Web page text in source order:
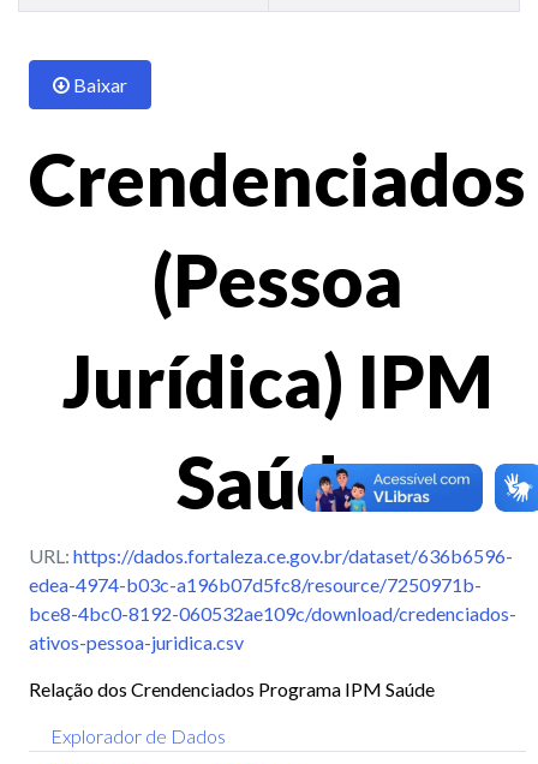
Baixar
Crendenciados
(Pessoa
Jurídica) IPM
Saúde
URL: https://dados.fortaleza.ce.gov.br/dataset/636b6596-
edea-4974-b03c-a196b07d5fc8/resource/7250971b-
bce8-4bc0-8192-060532ae109c/download/credenciados-
ativos-pessoa-juridica.csv
Relação dos Crendenciados Programa IPM Saúde
Explorador de Dados